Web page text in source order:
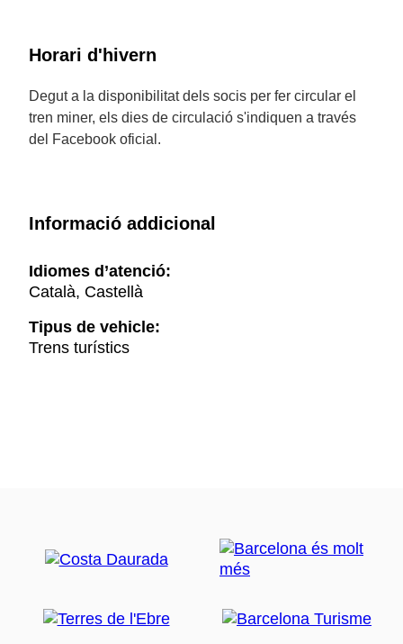
Horari d'hivern
Degut a la disponibilitat dels socis per fer circular el
tren miner, els dies de circulació s'indiquen a través
del Facebook oficial.
Informació addicional
Idiomes d’atenció:
Català, Castellà
Tipus de vehicle:
Trens turístics